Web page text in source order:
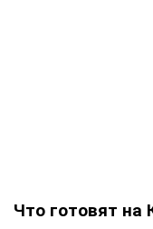
Что готовят на